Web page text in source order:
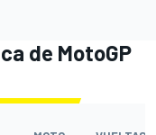
de MotoGP